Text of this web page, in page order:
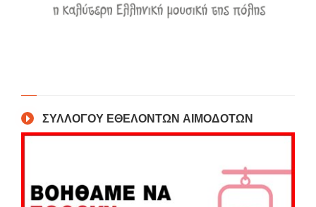
ΣΥΛΛΟΓΟΥ ΕΘΕΛΟΝΤΩΝ ΑΙΜΟΔΟΤΩΝ